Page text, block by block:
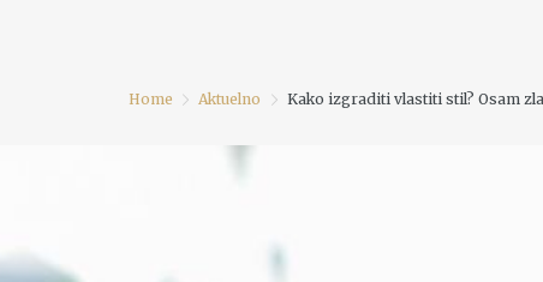
Home Aktuelno Kako izgraditi vlastiti stil? Osam